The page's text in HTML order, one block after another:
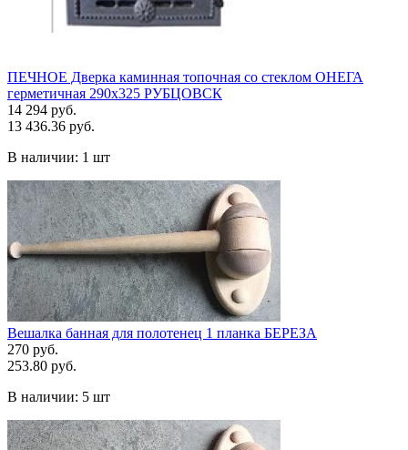
ПЕЧНОЕ Дверка каминная топочная со стеклом ОНЕГА
герметичная 290х325 РУБЦОВСК
14 294 руб.
13 436.36 руб.
В наличии: 1 шт
Вешалка банная для полотенец 1 планка БЕРЕЗА
270 руб.
253.80 руб.
В наличии: 5 шт